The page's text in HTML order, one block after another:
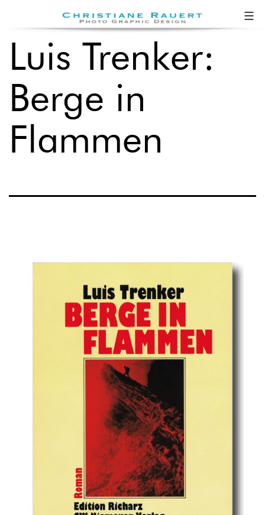
springen
Rauert
Luis Trenker:
Berge in
Flammen